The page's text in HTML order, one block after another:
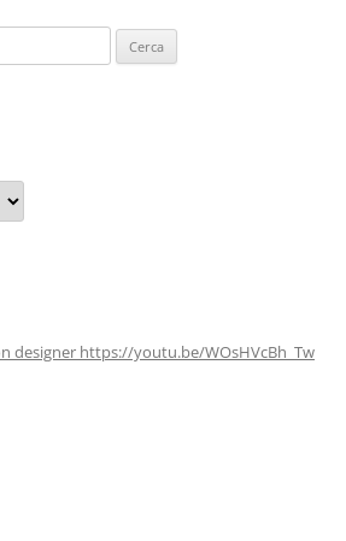
designer https://youtu.be/WOsHVcBh_Tw